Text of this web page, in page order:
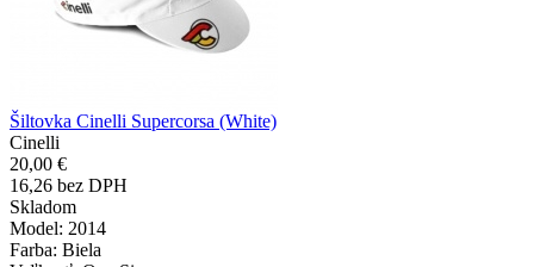
Šiltovka Cinelli Supercorsa (White)
Cinelli
20,00 €
16,26 bez DPH
Skladom
Model: 2014
Farba: Biela